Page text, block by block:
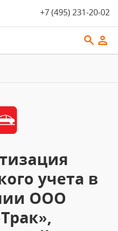
+7 (495) 231-20-02
учета в
ООО